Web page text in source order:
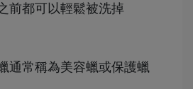
前都可以輕鬆被洗掉
通常稱為美容蠟或保護蠟